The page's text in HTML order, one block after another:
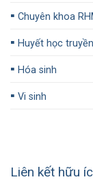
▪️ Chuyên khoa
▪️ Huyết học
▪️ Hóa sinh
▪️ Vi sinh
Liên kết hữu